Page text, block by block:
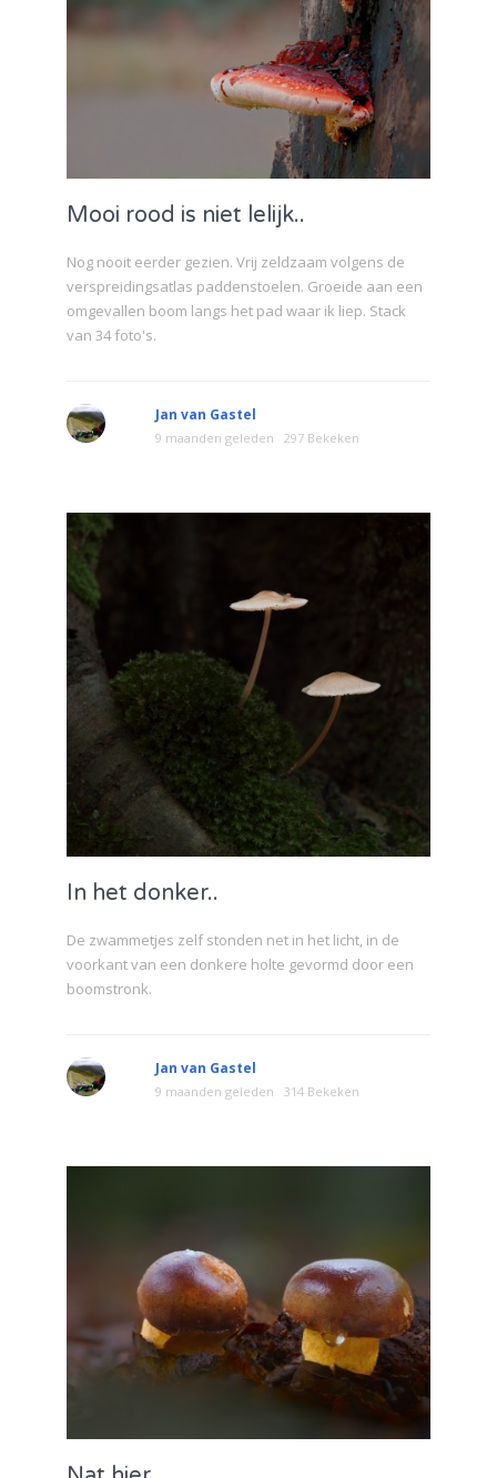
Mooi rood is niet lelijk..
Nog nooit eerder gezien. Vrij zeldzaam volgens de
verspreidingsatlas paddenstoelen. Groeide aan een
omgevallen boom langs het pad waar ik liep. Stack
van 34 foto's.
Jan van Gastel
9 maanden geleden 297 Bekeken
In het donker..
De zwammetjes zelf stonden net in het licht, in de
voorkant van een donkere holte gevormd door een
boomstronk.
Jan van Gastel
9 maanden geleden 314 Bekeken